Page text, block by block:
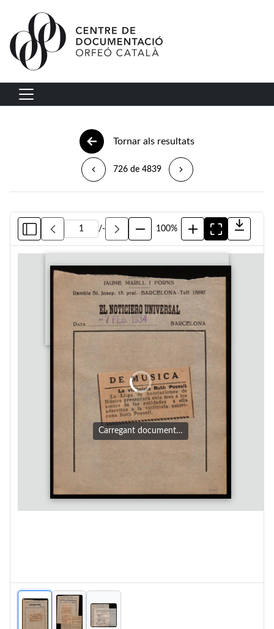
Vés al contingut
Navegació principal
Tornar als resultats
726 de 4839
/- 100%
Carregant document…